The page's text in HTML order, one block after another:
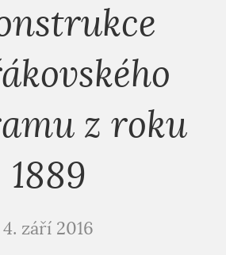
z roku
1889
4. září 2016